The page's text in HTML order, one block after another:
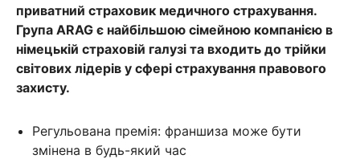
приватний страховик медичного страхування.
Група ARAG є найбільшою сімейною компанією в
німецькій страховій галузі та входить до трійки
світових лідерів у сфері страхування правового
захисту.
Регульована премія: франшиза може бути
змінена в будь-який час